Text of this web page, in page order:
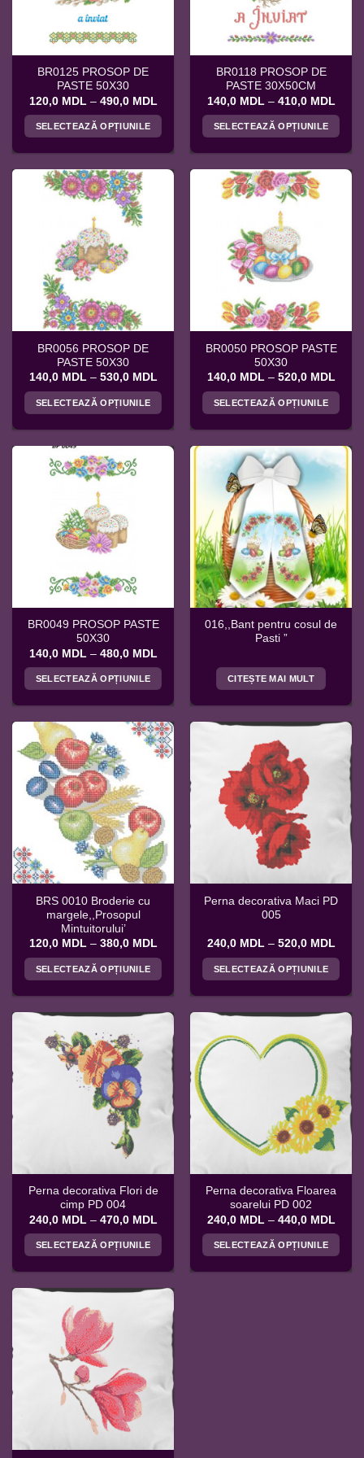
fi
alese
în
pagina
produsului.
fi
alese
în
pagina
produsului.
BR0125 PROSOP DE
PASTE 50X30
120,0 MDL – 490,0 MDL
prețuri:
120,0 MDL
la
SELECTEAZĂ OPȚIUNILE
are
mai
multe
variații.
Opțiunile
pot
alese
în
pagina
produsului.
BR0118 PROSOP DE
PASTE 30X50CM
140,0 MDL – 410,0 MDL
la
SELECTEAZĂ OPȚIUNILE
are
mai
multe
variații.
Opțiunile
pot
fi
alese
în
pagina
produsului.
BR0056 PROSOP DE
PASTE 50X30
140,0 MDL – 530,0 MDLInterval
prețuri:
140,0 MDL
la
SELECTEAZĂ OPȚIUNILE
are
mai
multe
variații.
Opțiunile
pot
alese
în
pagina
produsului.
BR0050 PROSOP PASTE
50X30
140,0 MDL – 520,0 MDL
la
SELECTEAZĂ OPȚIUNILE
are
mai
multe
variații.
Opțiunile
pot
fi
alese
în
pagina
produsului.
BR0049 PROSOP PASTE
50X30
140,0 MDL – 480,0 MDL
prețuri:
140,0 MDL
la
SELECTEAZĂ OPȚIUNILE
are
mai
multe
variații.
Opțiunile
pot
fi
alese
în
pagina
produsului.
016,,Bant pentru cosul de
Pasti ”
CITEȘTE MAI MULT
BRS 0010 Broderie cu
margele,,Prosopul
Mintuitorului’
120,0 MDL – 380,0 MDLInterval
prețuri:
120,0 MDL
la
SELECTEAZĂ OPȚIUNILE
mai
multe
variații.
Opțiunile
pot
alese
pagina
produsului.
Perna decorativa Maci PD
005
240,0 MDL – 520,0 MDL
la
SELECTEAZĂ OPȚIUNILE
mai
Opțiunile
pot
fi
alese
pagina
produsului.
Perna decorativa Flori de
cimp PD 004
240,0 MDL – 470,0 MDL
prețuri:
240,0 MDL
la
SELECTEAZĂ OPȚIUNILE
mai
multe
variații.
Opțiunile
pot
fi
alese
în
pagina
Perna decorativa Floarea
soarelui PD 002
240,0 MDL – 440,0 MDL
la
SELECTEAZĂ OPȚIUNILE